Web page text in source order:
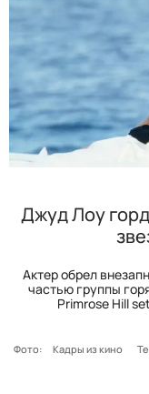
Джуд Лоу
Актер обрел
частью группы
Primrose Hill
Фото: Кадры из кино